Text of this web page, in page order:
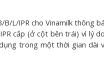
L/IPR cho Vinamilk thông
cấp (ở cột bên trái) vì lý
trong một thời gian dài